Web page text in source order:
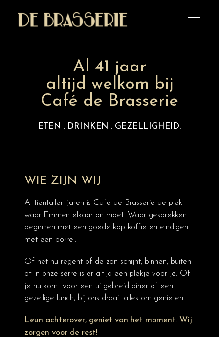
Al 41 jaar
altijd welkom bij
Café de Brasserie
ETEN . DRINKEN . GEZELLIGHEID.
WIE ZIJN WIJ
Al tientallen jaren is Café de Brasserie de plek
waar Emmen elkaar ontmoet. Waar gesprekken
beginnen met een goede kop koffie en eindigen
met een borrel.
Of het nu regent of de zon schijnt, binnen, buiten
of in onze serre is er altijd een plekje voor je. Of
je nu komt voor een uitgebreid diner of een
gezellige lunch, bij ons draait alles om genieten!
Leun achterover, geniet van het moment. Wij
zorgen voor de rest!